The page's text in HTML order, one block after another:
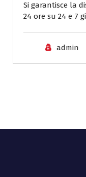
Si garantisce la
24 ore su 24 e 7
admin